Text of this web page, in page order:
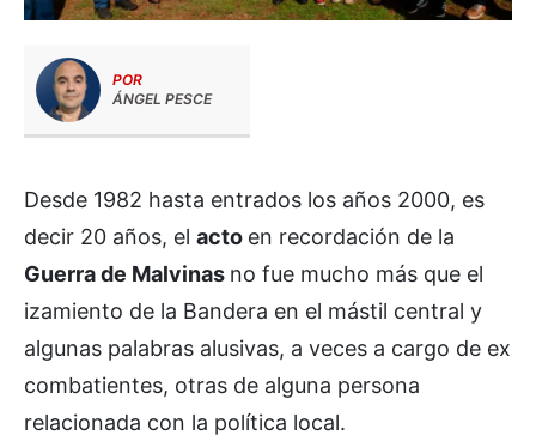
POR
ÁNGEL PESCE
Desde 1982 hasta entrados los años 2000, es
decir 20 años, el acto en recordación de la
Guerra de Malvinas no fue mucho más que el
izamiento de la Bandera en el mástil central y
algunas palabras alusivas, a veces a cargo de ex
combatientes, otras de alguna persona
relacionada con la política local.